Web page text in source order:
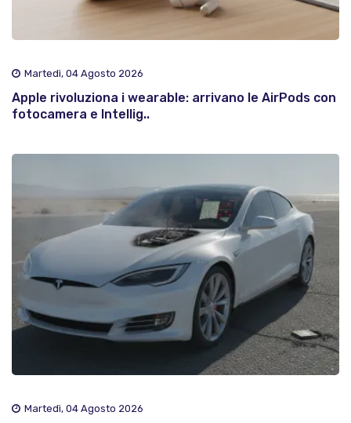
Martedì, 04 Agosto 2026
Apple rivoluziona i wearable: arrivano le AirPods con
fotocamera e Intellig..
Martedì, 04 Agosto 2026